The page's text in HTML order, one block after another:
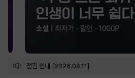
점검 안내 [2026.08.11]